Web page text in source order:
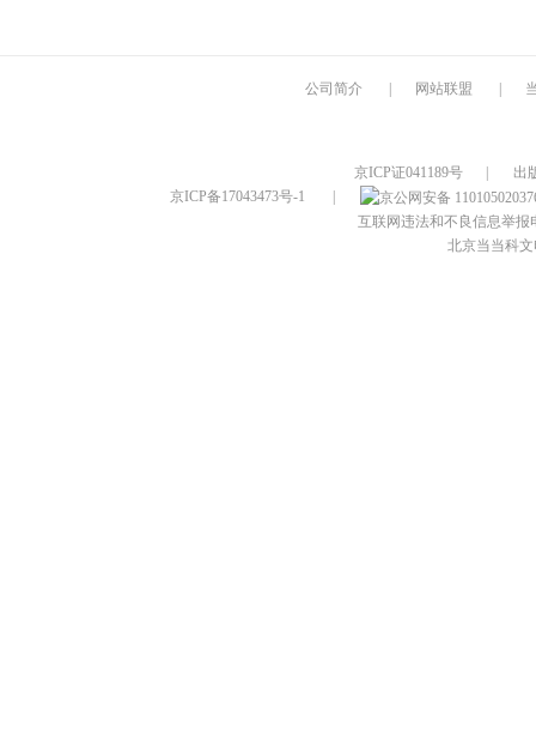
公司简介 网站联盟
京ICP证041189号
出
京ICP备17043473号-1
互联网违法和不良信息举报
北京当当科